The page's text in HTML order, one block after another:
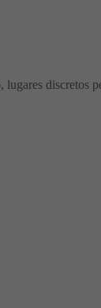
, lugares discretos